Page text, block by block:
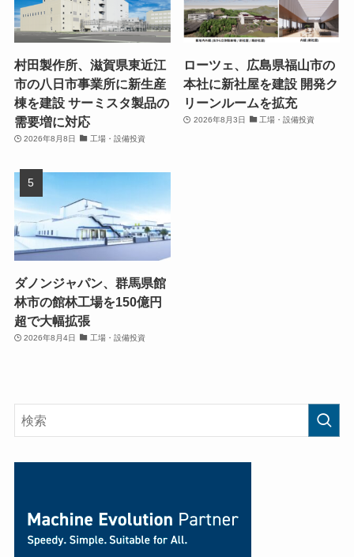
村田製作所、滋賀県東近江
市の八日市事業所に新生産
棟を建設 サーミスタ製品の
需要増に対応
2026年8月8日 工場・設備投資
ローツェ、広島県福山市の
本社に新社屋を建設 開発ク
リーンルームを拡充
2026年8月3日 工場・設備投資
ダノンジャパン、群馬県館
林市の館林工場を150億円
超で大幅拡張
2026年8月4日 工場・設備投資